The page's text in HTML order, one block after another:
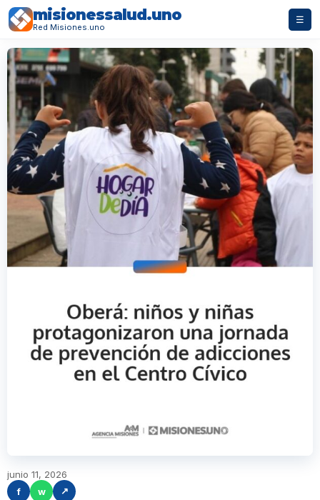
misionessalud.uno
Red Misiones.uno
☰
junio 11, 2026
f
w ↗